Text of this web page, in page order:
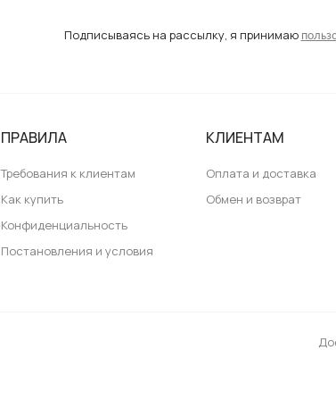
Подписываясь на рассылку, я принимаю
ПРАВИЛА
Требования к клиентам
Как купить
Конфиденциальность
Постановления и условия
КЛИЕНТАМ
Оплата и доставка
Обмен и возврат